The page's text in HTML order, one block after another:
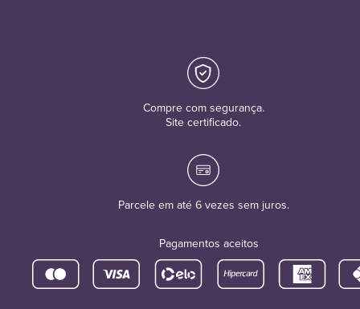
Compre com segurança.
Site certificado.
Parcele em até 6 vezes sem juros.
Pagamentos aceitos